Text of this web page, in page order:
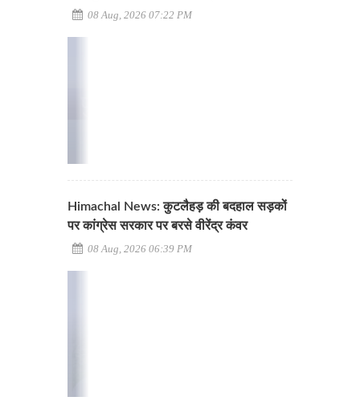
08 Aug, 2026 07:22 PM
Himachal News: कुटलैहड़ की बदहाल सड़कों
पर कांग्रेस सरकार पर बरसे वीरेंद्र कंवर
08 Aug, 2026 06:39 PM